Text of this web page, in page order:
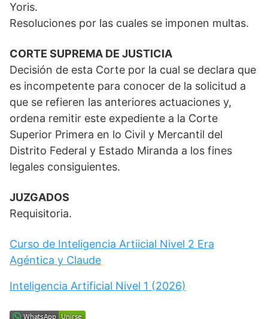
Yoris.
Resoluciones por las cuales se imponen multas.
CORTE SUPREMA DE JUSTICIA
Decisión de esta Corte por la cual se declara que
es incompetente para conocer de la solicitud a
que se refieren las anteriores actuaciones y,
ordena remitir este expediente a la Corte
Superior Primera en lo Civil y Mercantil del
Distrito Federal y Estado Miranda a los fines
legales consiguientes.
JUZGADOS
Requisitoria.
Curso de Inteligencia Artiicial Nivel 2 Era
Agéntica y Claude
Inteligencia Artificial Nivel 1 (2026)